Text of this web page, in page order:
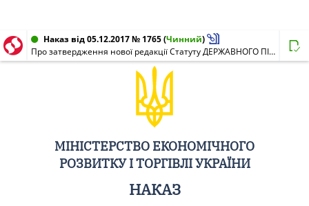
Наказ від 05.12.2017 № 1765(Чинний)
Про затвердження нової редакції Статуту ДЕРЖАВНОГО ПІДПРИЄМСТВА "ІВАНО-ФРАНКІВСЬКИЙ НАУКОВО-ВИРОБНИЧИЙ ЦЕНТР СТАНДАРТИЗАЦІЇ, МЕТРОЛОГІЇ ТА СЕРТИФІКАЦІЇ"
МІНІСТЕРСТВО ЕКОНОМІЧНОГО
РОЗВИТКУ І ТОРГІВЛІ УКРАЇНИ
НАКАЗ